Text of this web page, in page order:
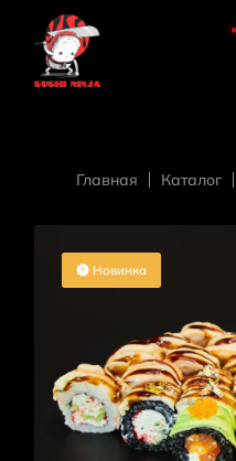
ПИЦЦА/БУРГЕРЫ
ЗАКУСКИ / СУПЫ
COУС / ИМБИРЬ
HAПИТКИ
Главная Каталог
Новинка